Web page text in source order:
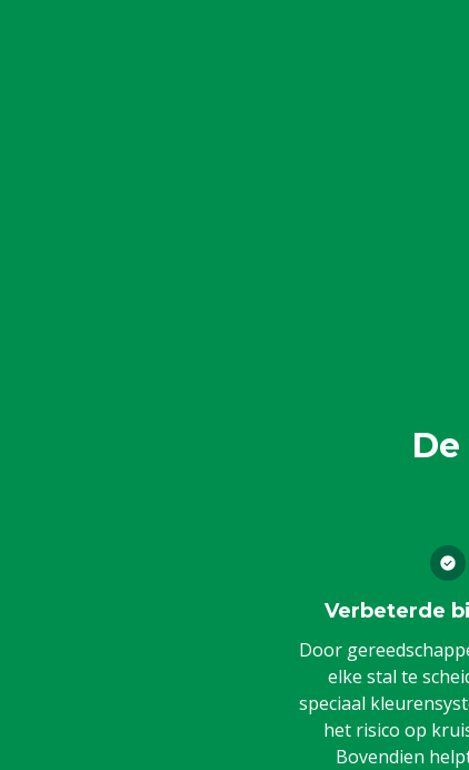
Verbeterde
Door
elke stal te
speciaal
het risico op
Bovendien